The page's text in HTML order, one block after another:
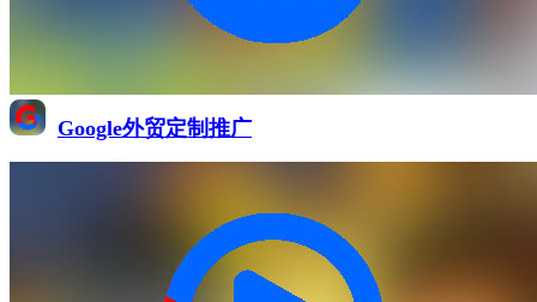
Google外贸定制推广